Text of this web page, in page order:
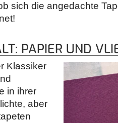
sich die angedachte
PAPIER UND
Klassiker
in ihrer
aber